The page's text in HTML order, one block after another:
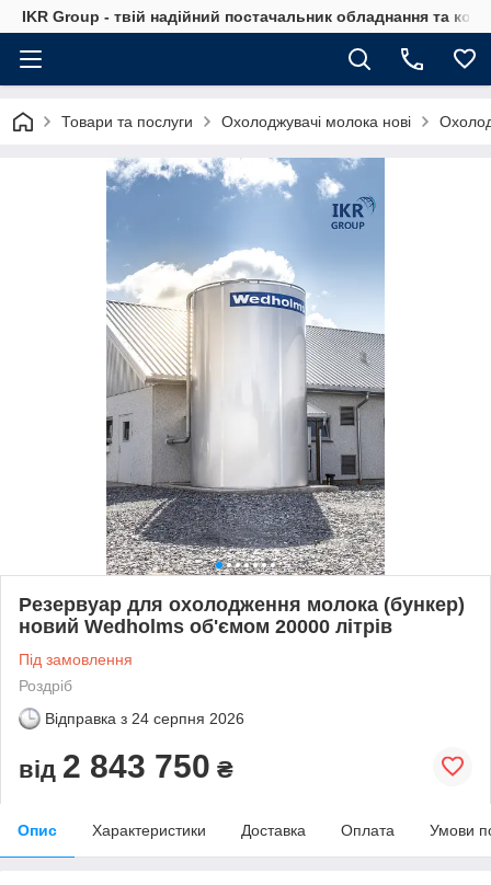
IKR Group - твій надійний постачальник обладнання та
Товари та послуги Охолоджувачі молока нові
Резервуар для охолодження молока (бункер)
новий Wedholms об'ємом 20000 літрів
Під замовлення
Роздріб
Відправка з 24 серпня 2026
від 2 843 750 ₴
Опис Характеристики Доставка Оплата Умови